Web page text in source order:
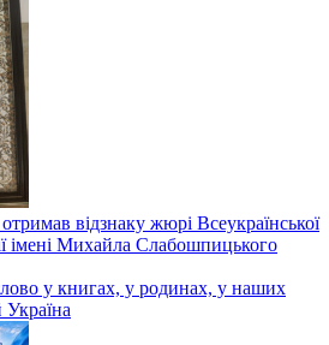
відзнаку жюрі Всеукраїнської
імені Михайла Слабошпицького
у книгах, у родинах, у наших